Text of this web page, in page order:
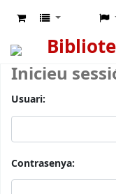
Inicieu
Usuari:
Contrasenya: